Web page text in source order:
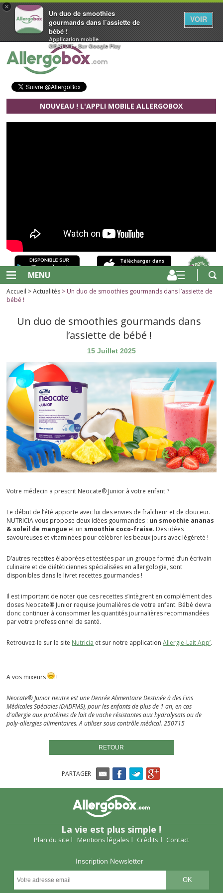
×
Un duo de smoothies
gourmands dans l’assiette de
bébé !
Application mobile
GRATUIT - Sur Google Play
VOIR
Aller au contenu principal
NOUVEAU ! L'APPLI MOBILE ALLERGOBOX
MENU
Accueil >Actualités > Un duo de smoothies gourmands dans l’assiette de
bébé !
Un duo de smoothies gourmands dans
l’assiette de bébé !
15 Juillet 2025
Votre médecin a prescrit Neocate® Junior à votre enfant ?
Le début de l’été apporte avec lui des envies de fraîcheur et de douceur.
NUTRICIA vous propose deux idées gourmandes : un smoothie ananas
& soleil de mangue et un smoothie coco-fraise. Des idées
savoureuses et vitaminées pour célébrer les beaux jours avec légèreté !
D’autres recettes élaborées et testées par un groupe formé d’un écrivain
culinaire et de diététiciennes spécialisées en allergologie, sont
disponibles dans le livret recettes gourmandes !
Il est important de noter que ces recettes s’intègrent en complément des
doses Neocate® Junior requise journalières de votre enfant. Bébé devra
donc continuer à consommer les quantités journalières recommandées
par votre professionnel de santé.
Retrouvez-le sur le site Nutricia et sur notre applicationAllergie-Lait App’.
A vos mixeurs !
Neocate® Junior neutre est une Denrée Alimentaire Destinée à des Fins
Médicales Spéciales (DADFMS), pour les enfants de plus de 1 an, en cas
d'allergie aux protéines de lait de vache résistantes aux hydrolysats ou de
poly-allergies alimentaires. A utiliser sous contrôle médical. 250715
RETOUR
PARTAGER
La vie est plus simple !
Plan du site Mentions légales Crédits Contact
Inscription Newsletter